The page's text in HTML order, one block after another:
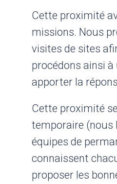
Cette proximité
missions. Nous
visites de sites
procédons ainsi
apporter la
Cette proximité
temporaire (nous
équipes de
connaissent
proposer les